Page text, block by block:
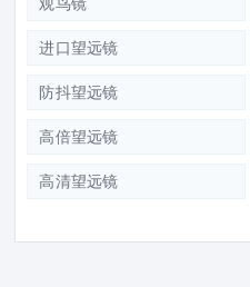
进口望远镜
防抖望远镜
高倍望远镜
高清望远镜